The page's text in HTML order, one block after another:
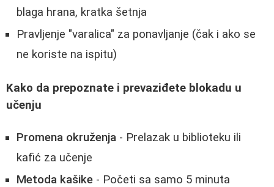
blaga hrana, kratka šetnja
Pravljenje "varalica" za ponavljanje (čak i ako se
ne koriste na ispitu)
Kako da prepoznate i prevaziđete blokadu u
učenju
Promena okruženja - Prelazak u biblioteku ili
kafić za učenje
Metoda kašike - Početi sa samo 5 minuta